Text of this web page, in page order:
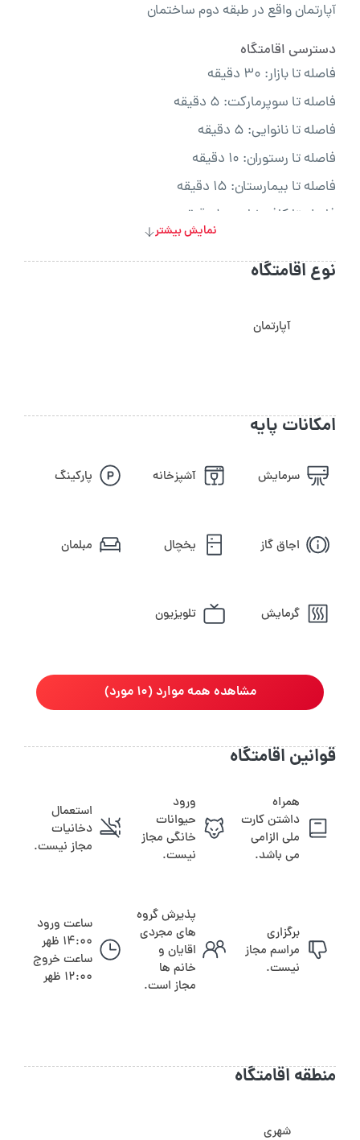
آپارتمان واقع در طبقه دوم ساختمان
دسترسی اقامتگاه
فاصله تا بازار: ۳۰ دقیقه
فاصله تا سوپرمارکت: ۵ دقیقه
فاصله تا نانوایی: ۵ دقیقه
فاصله تا رستوران: ۱۰ دقیقه
فاصله تا بیمارستان: ۱۵ دقیقه
فاصله تا کافی‌شاپ: ۱۰ دقیقه
فاصله تا داروخانه: ۱۰ دقیقه
فاصله تا حمل‌ونقل عمومی: ۱۵ دقیقه
نمایش بیشتر
نوع اقامتگاه
آپارتمان
امکانات پایه
سرمایش آشپزخانه پارکینگ
اجاق گاز یخچال مبلمان
گرمایش تلویزیون
مشاهده همه موارد (10 مورد)
قوانین اقامتگاه
همراه
داشتن کارت
ملی الزامی
می باشد.
ورود
حیوانات
خانگی مجاز
نیست.
استعمال
دخانیات
مجاز نیست.
برگزاری
مراسم مجاز
نیست.
پذیرش گروه
های مجردی
اقایان و
خانم ها
مجاز است.
ساعت ورود
14:00 ظهر
ساعت خروج
12:00 ظهر
منطقه اقامتگاه
شهری